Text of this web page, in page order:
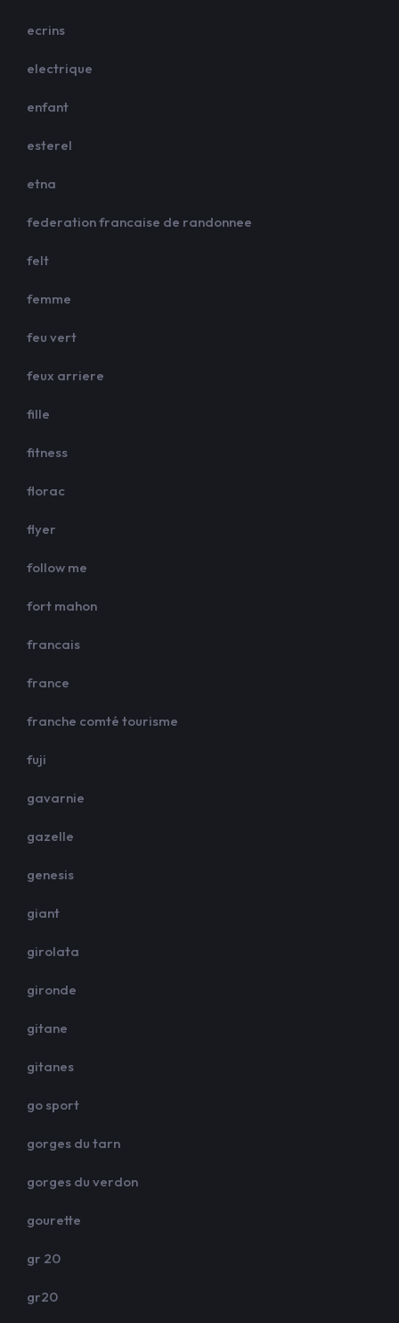
ecrins
electrique
enfant
esterel
etna
federation francaise de randonnee
felt
femme
feu vert
feux arriere
fille
fitness
florac
flyer
follow me
fort mahon
francais
france
franche comté tourisme
fuji
gavarnie
gazelle
genesis
giant
girolata
gironde
gitane
gitanes
go sport
gorges du tarn
gorges du verdon
gourette
gr 20
gr20